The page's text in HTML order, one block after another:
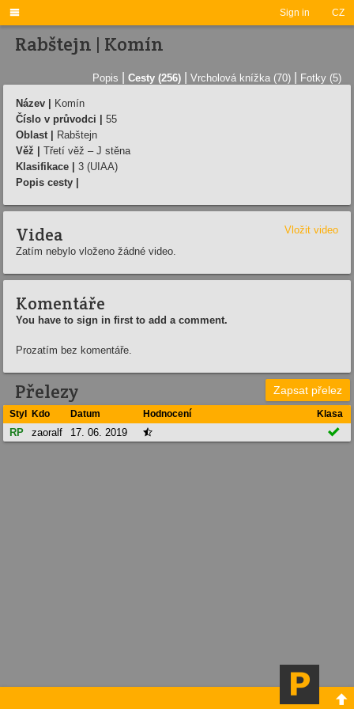
Sign in CZ

Rabštejn | Komín
Popis Cesty (256) Vrcholová knížka (70) Fotky (5)
Název |
Komín
Číslo v průvodci |
55
Oblast |
Rabštejn
Věž |
Třetí věž – J stěna
Klasifikace |
3 (UIAA)
Popis cesty |
Videa
Vložit video
Zatím nebylo vloženo žádné video.
Komentáře
You have to sign in first to add a comment.
Prozatím bez komentáře.
Přelezy Zapsat přelez
Styl Kdo Datum Hodnocení Klasa
RP zaoralf 17. 06. 2019  
